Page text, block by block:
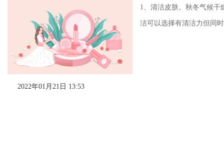
1、清洁皮肤。秋冬气候
洁可以选择有清洁力但同
2022年01月21日 13:53